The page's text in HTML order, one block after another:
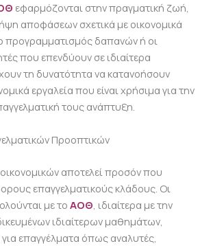
εφαρμόζονται στην πραγματική ζωή,
αποφάσεων σχετικά με οικονομικά
προγραμματισμός δαπανών ή οι
που επενδύουν σε ιδιαίτερα
τη δυνατότητα να κατανοήσουν
εργαλεία που είναι χρήσιμα για την
τους ανάπτυξη.
Προοπτικών
αποτελεί προσόν που
επαγγελματικούς κλάδους. Οι
με το ΑΟΘ , ιδιαίτερα με την
ιδιαίτερων μαθημάτων,
επαγγέλματα όπως αναλυτές,